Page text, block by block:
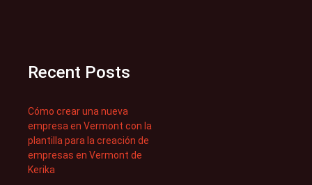
Recent Posts
Cómo crear una nueva
empresa en Vermont con la
plantilla para la creación de
empresas en Vermont de
Kerika